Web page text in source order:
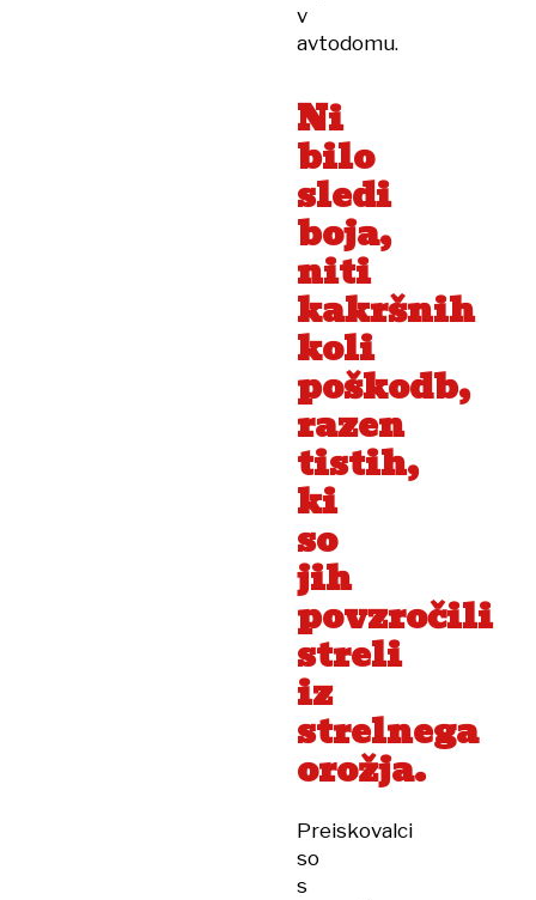
v
avtodomu.
Ni
bilo
sledi
boja,
niti
kakršnih
koli
poškodb,
razen
tistih,
ki
so
jih
povzročili
streli
iz
strelnega
orožja.
Preiskovalci
so
s